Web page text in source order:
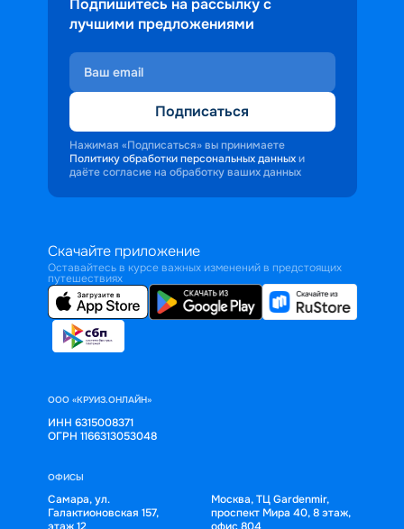
лучшими предложениями
Подписаться
Нажимая «Подписаться» вы принимаете
Политику обработки персональных данных и
даёте согласие на обработку ваших данных
Скачайте приложение
Оставайтесь в курсе важных изменений в предстоящих
путешествиях
ООО «КРУИЗ.ОНЛАЙН»
ИНН 6315008371
ОГРН 1166313053048
ОФИСЫ
Самара, ул.
Галактионовская 157,
Москва, ТЦ Gardenmir,
проспект Мира 40, 8 этаж,